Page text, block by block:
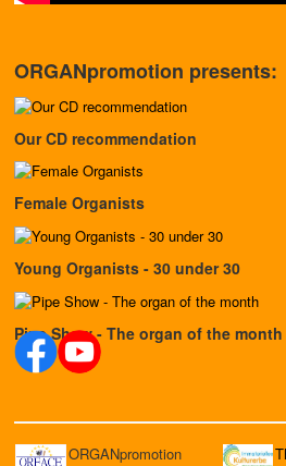
ORGANpromotion presents:
Our CD recommendation
Female Organists
Young Organists - 30 under 30
Pipe Show - The organ of the month
ORGANpromotion